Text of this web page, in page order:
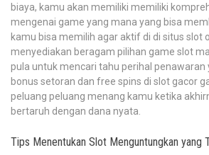
biaya, kamu akan memiliki memiliki
mengenai game yang mana yang bisa
kamu bisa memilih agar aktif di di situs slot
menyediakan beragam pilihan game slot
pula untuk mencari tahu perihal penawaran
bonus setoran dan free spins di slot gacor
peluang peluang menang kamu ketika
bertaruh dengan dana nyata.
Tips Menentukan Slot Menguntungkan yang